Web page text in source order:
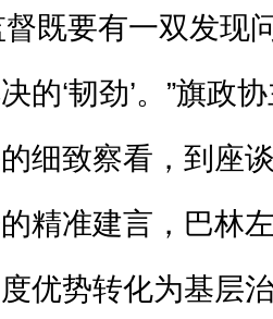
督既要有一双发现
的‘韧劲’。”旗政
细致察看，到座
精准建言，巴林
优势转化为基层